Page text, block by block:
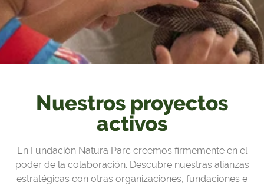
Nuestros proyectos
activos
En Fundación Natura Parc creemos firmemente en el
poder de la colaboración. Descubre nuestras alianzas
estratégicas con otras organizaciones, fundaciones e